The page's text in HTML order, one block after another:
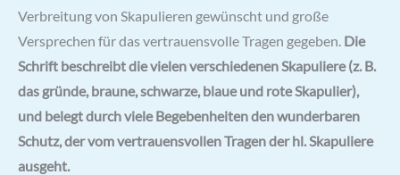
Verbreitung von Skapulieren gewünscht und große
Versprechen für das vertrauensvolle Tragen gegeben. Die
Schrift beschreibt die vielen verschiedenen Skapuliere (z. B.
das gründe, braune, schwarze, blaue und rote Skapulier),
und belegt durch viele Begebenheiten den wunderbaren
Schutz, der vom vertrauensvollen Tragen der hl. Skapuliere
ausgeht.